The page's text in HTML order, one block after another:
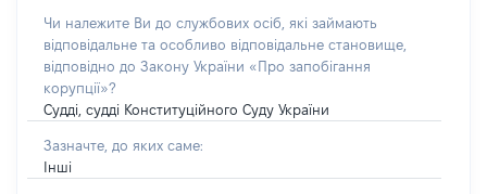
Чи належите Ви до службових осіб, які займають
відповідальне та особливо відповідальне становище,
відповідно до Закону України «Про запобігання
корупції»?
Судді, судді Конституційного Суду України
Зазначте, до яких саме:
Інші